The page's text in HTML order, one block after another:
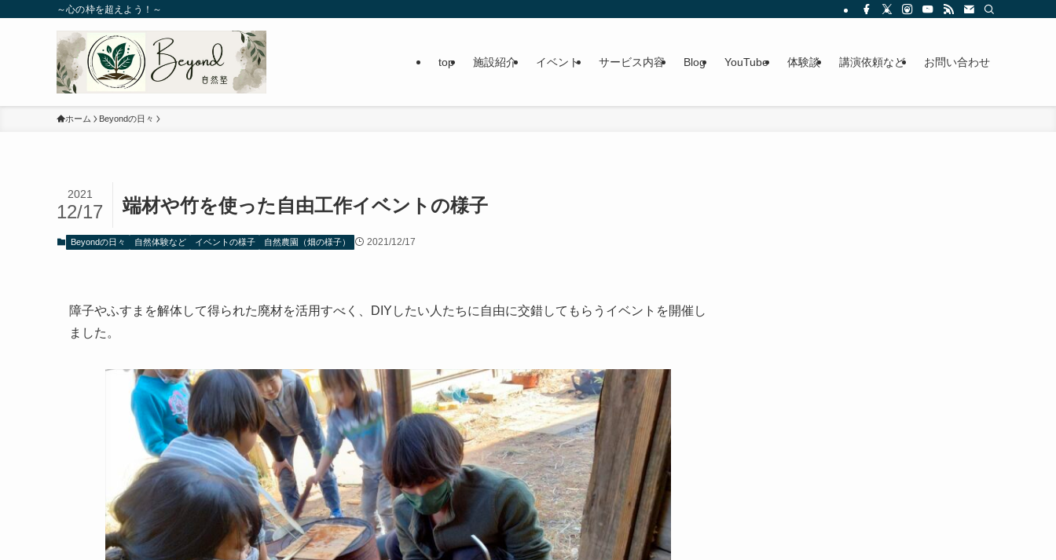
～心の枠を超えよう！～
top 施設紹介 イベント サービス内容 Blog YouTube 体験談 講演依頼など お問い合わせ
ホーム Beyondの日々
端材や竹を使った自由工作イベントの様子
2021
12/17
Beyondの日々 自然体験など イベントの様子 自然農園（畑の様子） 2021/12/17
障子やふすまを解体して得られた廃材を活用すべく、DIYしたい人たちに自由に交錯してもらうイベントを開催し
ました。